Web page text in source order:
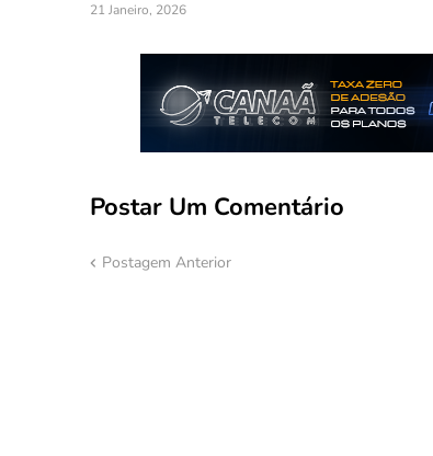
21 Janeiro, 2026
Postar Um Comentário
Postagem Anterior